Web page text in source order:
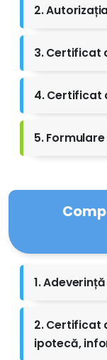
2.
3. Certificat
4. Certificat
5. Formulare
1.
2. Certificat
ipotecă,